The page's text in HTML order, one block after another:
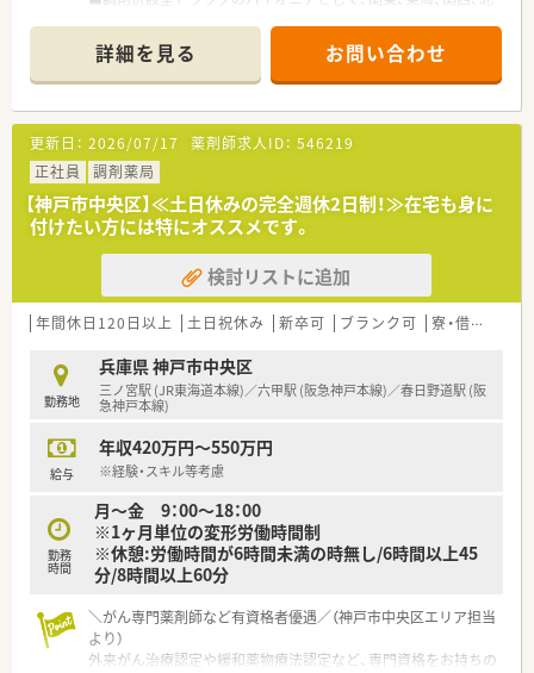
■研修制度は様々なプランがあり、集合研修だけでなく任意で受
講可能な研修も幅広く用意されています
■店舗で活躍する従業員、社外で活躍する従業員、将来経営幹部
となる従業員など、薬剤師として様々な活躍ができるフィールド
を用意されています
■総合薬剤師・調剤薬剤師（土日休み・19時までの勤務）どちらか
の働き方を選択できます
■調剤併設型だけでなく「医療モール・クリニック併設店舗」「敷
地内薬局」「訪問調剤特化型店舗」など様々な店舗を運営してい
ます
■在宅医療にも積極的取り組んでおり「訪問調剤特化型店舗」を
50店舗以上、無菌調剤室は業界最多の51店舗設置しています
■「プラチナくるみん認定企業」「健康経営優良法人2023（大規模
法人部門）認定」等を取得し一人ひとりが働きやすい環境が整備
■充実した研修制度、人事制度、評価制度、キャリア支援制度等
があるのも特徴です
詳細を見る お問い合わせ
更新日： 2026/07/17 薬剤師求人ID： 546219
正社員
調剤薬局
【神戸市中央区】≪土日休みの完全週休2日制！≫在宅も身に
付けたい方には特にオススメです。
検討リストに追加
年間休日120日以上 土日祝休み 新卒可 ブランク可 寮・借上社宅あり
勤務地
兵庫県 神戸市中央区
三ノ宮駅 (JR東海道本線)／六甲駅 (阪急神戸本線)／春日野道駅 (阪
急神戸本線)
給与
年収420万円～550万円
※経験・スキル等考慮
勤務
時間
月～金 9：00～18：00
※1ヶ月単位の変形労働時間制
※休憩:労働時間が6時間未満の時無し/6時間以上45
分/8時間以上60分
＼がん専門薬剤師など有資格者優遇／（神戸市中央区エリア担当
より）
外来がん治療認定や緩和薬物療法認定など、専門資格をお持ちの